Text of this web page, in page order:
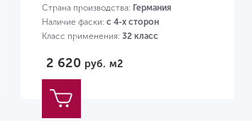
Страна производства: Германия
Наличие фаски: с 4-х сторон
Класс применения: 32 класс
2 620 руб. м2